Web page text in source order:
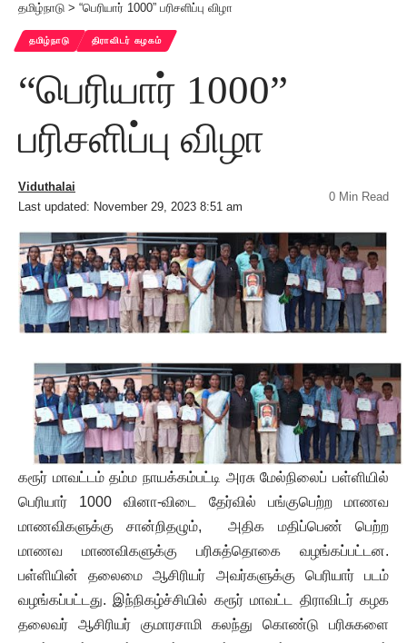
தமிழ்நாடு > “பெரியார் 1000” பரிசளிப்பு விழா
தமிழ்நாடு திராவிடர் கழகம்
“பெரியார் 1000”
பரிசளிப்பு விழா
Last updated: November 29, 2023 8:51 am
Viduthalai
0 Min Read
கரூர் மாவட்டம் தம்ம நாயக்கம்பட்டி அரசு மேல்நிலைப் பள்ளியில்
பெரியார் 1000 வினா-விடை தேர்வில் பங்குபெற்ற மாணவ
மாணவிகளுக்கு சான்றிதழும், அதிக மதிப்பெண் பெற்ற
மாணவ மாணவிகளுக்கு பரிசுத்தொகை வழங்கப்பட்டன.
பள்ளியின் தலைமை ஆசிரியர் அவர்களுக்கு பெரியார் படம்
வழங்கப்பட்டது. இந்நிகழ்ச்சியில் கரூர் மாவட்ட திராவிடர் கழக
தலைவர் ஆசிரியர் குமாரசாமி கலந்து கொண்டு பரிசுகளை